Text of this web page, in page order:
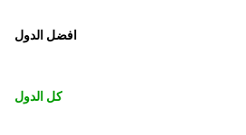
افضل الدول
كل الدول